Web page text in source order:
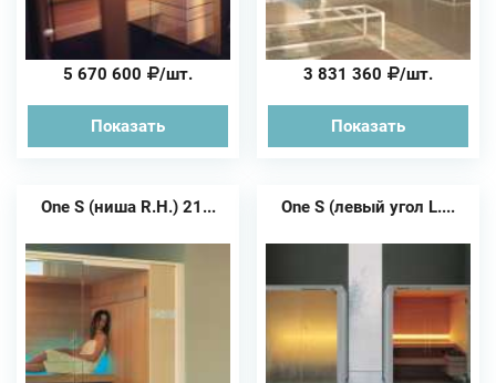
5 670 600 /шт.
Показать
3 831 360 /шт.
Показать
One S (ниша R.H.) 21... One S (левый угол L....